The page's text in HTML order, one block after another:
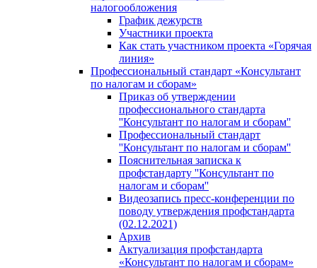
налогообложения
График дежурств
Участники проекта
Как стать участником проекта «Горячая
линия»
Профессиональный стандарт «Консультант
по налогам и сборам»
Приказ об утверждении
профессионального стандарта
''Консультант по налогам и сборам''
Профессиональный стандарт
''Консультант по налогам и сборам''
Пояснительная записка к
профстандарту ''Консультант по
налогам и сборам''
Видеозапись пресс-конференции по
поводу утверждения профстандарта
(02.12.2021)
Архив
Актуализация профстандарта
«Консультант по налогам и сборам»